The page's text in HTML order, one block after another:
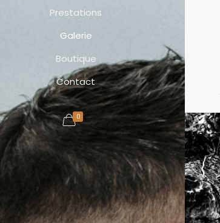
Prestations
Galerie
Boutique
Contact
0